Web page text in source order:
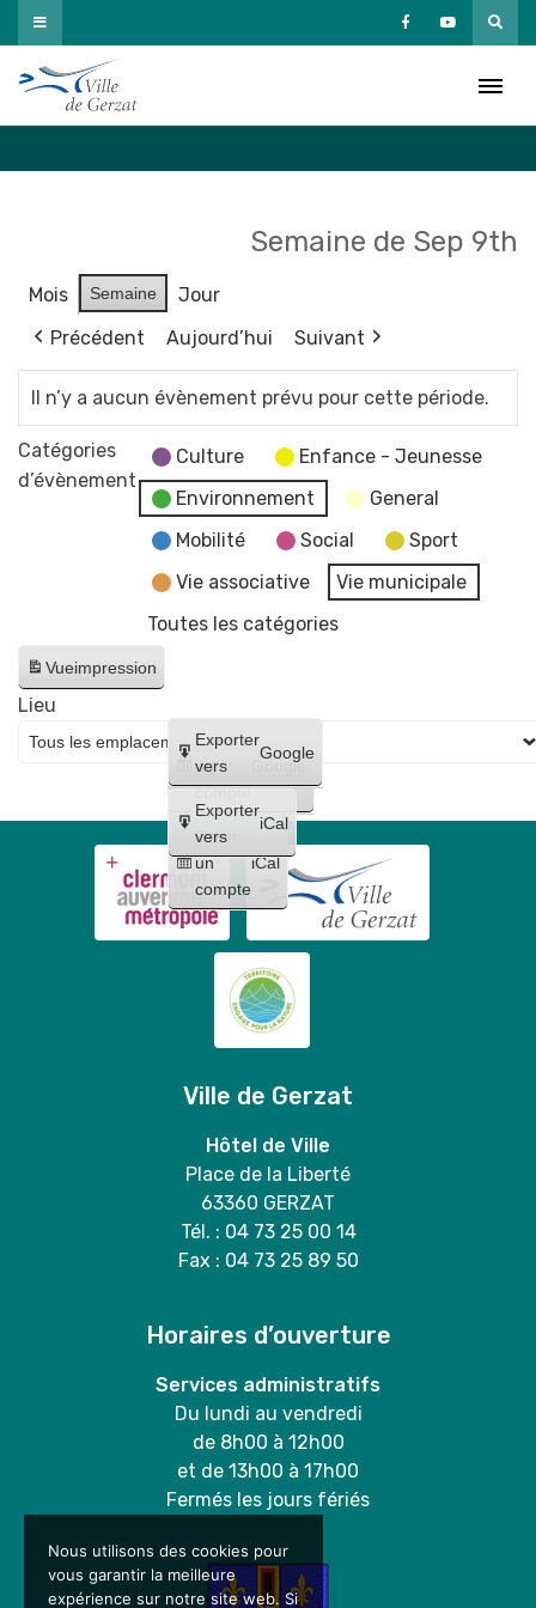
Passer
au
contenu
Semaine de Sep 9th
Mois Semaine
Jour
Précédent
Aujourd’hui Suivant
Il n’y a aucun évènement prévu pour cette période.
Catégories
d’évènement
Culture
Enfance - Jeunesse
Environnement
General
Mobilité
Social
Sport
Vie associative
Vie municipale
Toutes les catégories
Vueimpression
Créer
un
compte
Google
Créer
un
compte
iCal
Exporter
vers
Google
Exporter
vers
iCal
Lieu
Ville de Gerzat
Hôtel de Ville
Place de la Liberté
63360 GERZAT
Tél. : 04 73 25 00 14
Fax : 04 73 25 89 50
Horaires d’ouverture
Services administratifs
Du lundi au vendredi
de 8h00 à 12h00
et de 13h00 à 17h00
Fermés les jours fériés
Nous utilisons des cookies pour
vous garantir la meilleure
expérience sur notre site web. Si